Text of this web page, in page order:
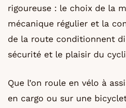
rigoureuse : le choix de la
mécanique régulier et la
de la route conditionnent
sécurité et le plaisir du
Que l’on roule en vélo à
en cargo ou sur une